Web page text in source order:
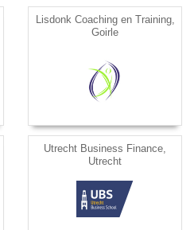
Lisdonk Coaching en Training,
Goirle
Utrecht Business Finance,
Utrecht